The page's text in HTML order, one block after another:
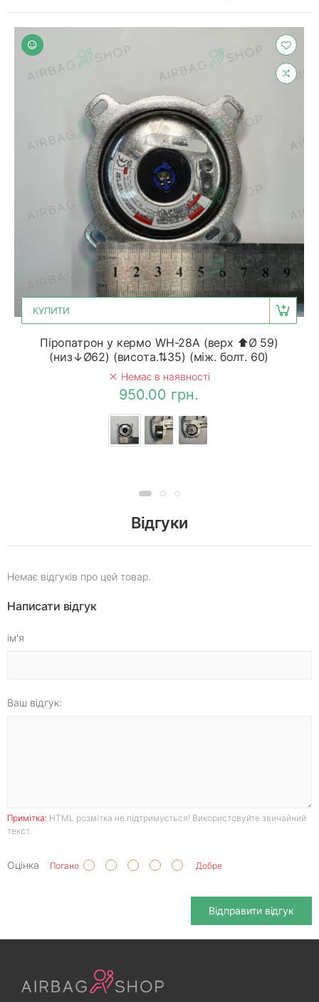
КУПИТИ
Піропатрон у кермо WH-28A (верх ⬆Ø 59)
(низ↓Ø62) (висота.⇅35) (між. болт. 60)
Немає в наявності
950.00 грн.
Відгуки
Немає відгуків про цей товар.
Написати відгук
ім'я
Ваш відгук:
Примітка: HTML розмітка не підтримується! Використовуйте звичайний
текст.
Оцінка Погано Добре
Відправити відгук